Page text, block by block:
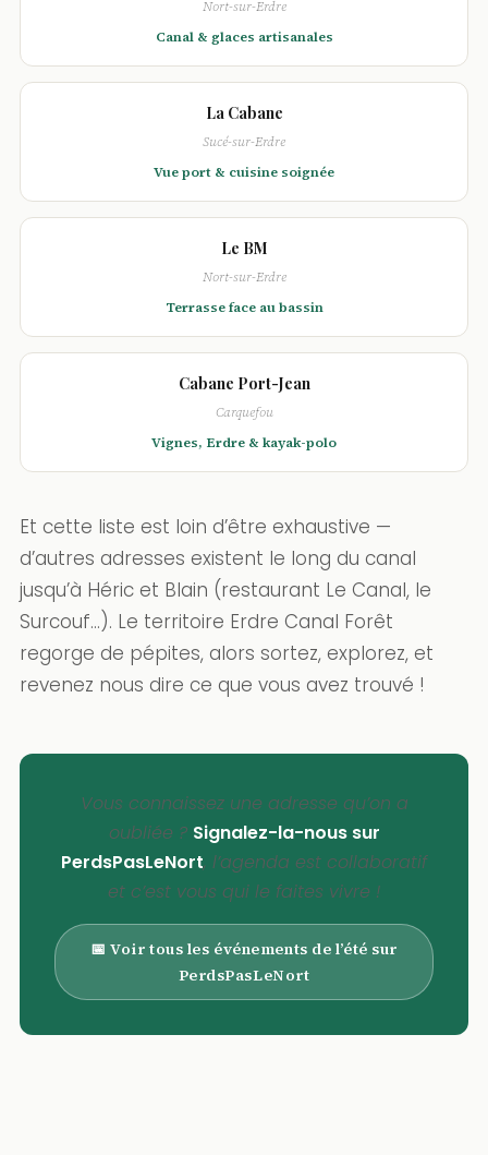
Nort-sur-Erdre
Canal & glaces artisanales
La Cabane
Sucé-sur-Erdre
Vue port & cuisine soignée
Le BM
Nort-sur-Erdre
Terrasse face au bassin
Cabane Port-Jean
Carquefou
Vignes, Erdre & kayak-polo
Et cette liste est loin d’être exhaustive —
d’autres adresses existent le long du canal
jusqu’à Héric et Blain (restaurant Le Canal, le
Surcouf…). Le territoire Erdre Canal Forêt
regorge de pépites, alors sortez, explorez, et
revenez nous dire ce que vous avez trouvé !
Vous connaissez une adresse qu’on a
oubliée ? Signalez-la-nous sur
PerdsPasLeNort, l’agenda est collaboratif
et c’est vous qui le faites vivre !
📅 Voir tous les événements de l’été sur
PerdsPasLeNort